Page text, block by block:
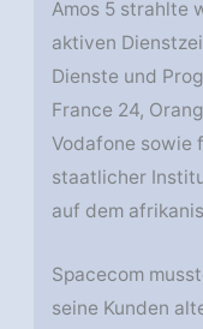
Amos 5 strahlte
aktiven
Dienste und
France 24,
Vodafone sowie
staatlicher
auf dem
Spacecom
seine Kunden